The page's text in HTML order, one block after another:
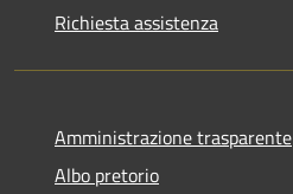
Richiesta assistenza
Amministrazione trasparente
Albo pretorio